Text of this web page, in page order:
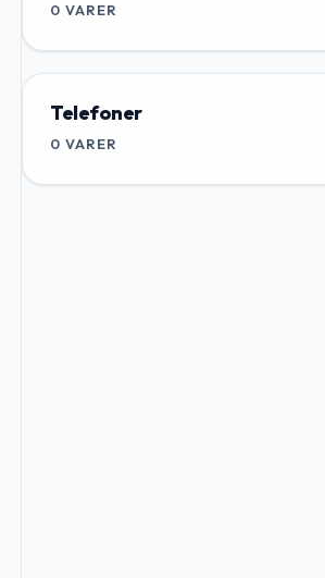
0 VARER
Telefoner
0 VARER